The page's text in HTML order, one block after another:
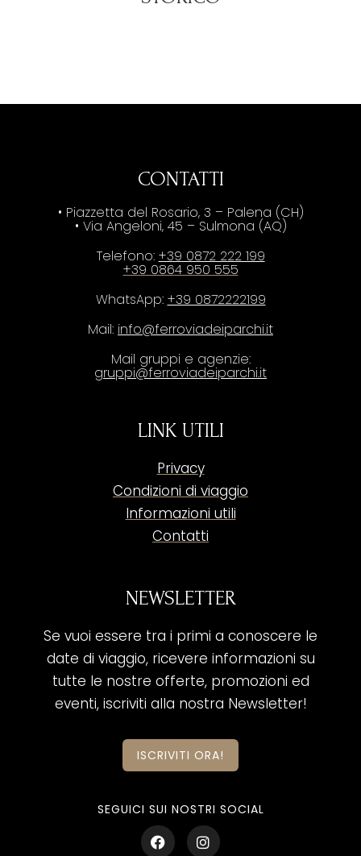
CONTATTI
• Piazzetta del Rosario, 3 – Palena (CH)
• Via Angeloni, 45 – Sulmona (AQ)
Telefono: +39 0872 222 199
+39 0864 950 555
WhatsApp: +39 0872222199
Mail: info@ferroviadeiparchi.it
Mail gruppi e agenzie:
gruppi@ferroviadeiparchi.it
LINK UTILI
Privacy
Condizioni di viaggio
Informazioni utili
Contatti
NEWSLETTER
Se vuoi essere tra i primi a conoscere le
date di viaggio, ricevere informazioni su
tutte le nostre offerte, promozioni ed
eventi, iscriviti alla nostra Newsletter!
ISCRIVITI ORA!
SEGUICI SUI NOSTRI SOCIAL